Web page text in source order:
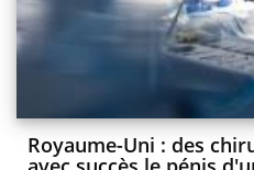
Royaume-Uni : des